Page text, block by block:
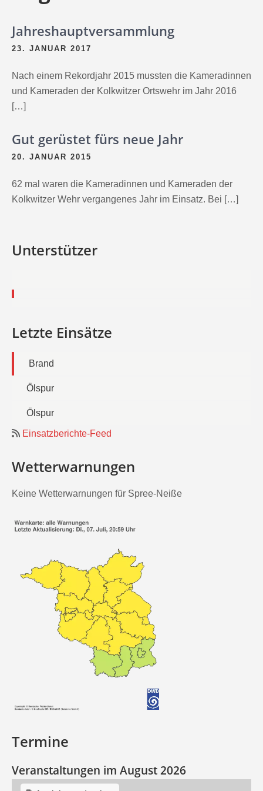
Jahreshauptversammlung
23. JANUAR 2017
Nach einem Rekordjahr 2015 mussten die Kameradinnen
und Kameraden der Kolkwitzer Ortswehr im Jahr 2016
[…]
Gut gerüstet fürs neue Jahr
20. JANUAR 2015
62 mal waren die Kameradinnen und Kameraden der
Kolkwitzer Wehr vergangenes Jahr im Einsatz. Bei […]
Unterstützer
Letzte Einsätze
Brand
Ölspur
Ölspur
Einsatzberichte-Feed
Wetterwarnungen
Keine Wetterwarnungen für Spree-Neiße
Termine
Veranstaltungen im August 2026